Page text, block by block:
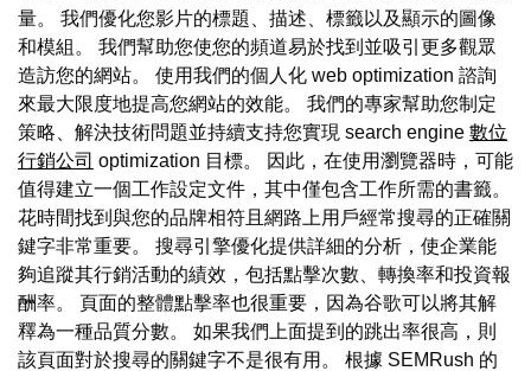
量。 我們優化您影片的標題、描述、標籤以及顯示的圖像
和模組。 我們幫助您使您的頻道易於找到並吸引更多觀眾
造訪您的網站。 使用我們的個人化 web optimization 諮詢
來最大限度地提高您網站的效能。 我們的專家幫助您制定
策略、解決技術問題並持續支持您實現 search engine 數位
行銷公司 optimization 目標。 因此，在使用瀏覽器時，可能
值得建立一個工作設定文件，其中僅包含工作所需的書籤。
花時間找到與您的品牌相符且網路上用戶經常搜尋的正確關
鍵字非常重要。 搜尋引擎優化提供詳細的分析，使企業能
夠追蹤其行銷活動的績效，包括點擊次數、轉換率和投資報
酬率。 頁面的整體點擊率也很重要，因為谷歌可以將其解
釋為一種品質分數。 如果我們上面提到的跳出率很高，則
該頁面對於搜尋的關鍵字不是很有用。 根據 SEMRush 的